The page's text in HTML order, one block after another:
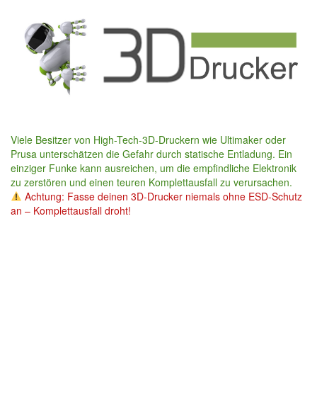
content
Viele Besitzer von High-Tech-3D-Druckern wie Ultimaker oder
Prusa unterschätzen die Gefahr durch statische Entladung. Ein
einziger Funke kann ausreichen, um die empfindliche Elektronik
zu zerstören und einen teuren Komplettausfall zu verursachen.
Achtung: Fasse deinen 3D-Drucker niemals ohne ESD-Schutz
an – Komplettausfall droht!